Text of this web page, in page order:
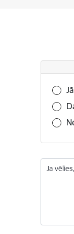
Vai šī
Jā
Ja